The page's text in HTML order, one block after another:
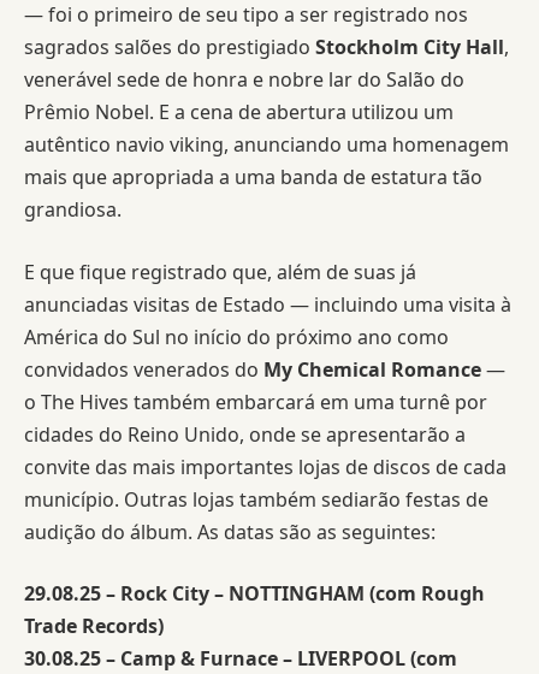
— foi o primeiro de seu tipo a ser registrado nos
sagrados salões do prestigiado Stockholm City Hall,
venerável sede de honra e nobre lar do Salão do
Prêmio Nobel. E a cena de abertura utilizou um
autêntico navio viking, anunciando uma homenagem
mais que apropriada a uma banda de estatura tão
grandiosa.
E que fique registrado que, além de suas já
anunciadas visitas de Estado — incluindo uma visita à
América do Sul no início do próximo ano como
convidados venerados do My Chemical Romance—
o The Hives também embarcará em uma turnê por
cidades do Reino Unido, onde se apresentarão a
convite das mais importantes lojas de discos de cada
município. Outras lojas também sediarão festas de
audição do álbum. As datas são as seguintes:
29.08.25 – Rock City – NOTTINGHAM (com Rough
Trade Records)
30.08.25 – Camp & Furnace – LIVERPOOL (com